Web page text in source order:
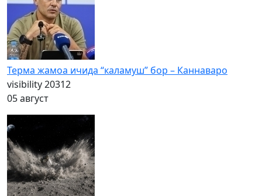
Терма жамоа ичида “каламуш” бор – Каннаваро
visibility20312
05 август